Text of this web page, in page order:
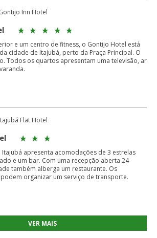
e um centro de fitness, o Gontijo Hotel está
cidade de Itajubá, perto da Praça Principal. O
ar
Itajubá apresenta acomodações de 3 estrelas
e um bar. Com uma recepção aberta 24
também alberga um restaurante. Os
organizar um serviço de transporte.
VER MAIS